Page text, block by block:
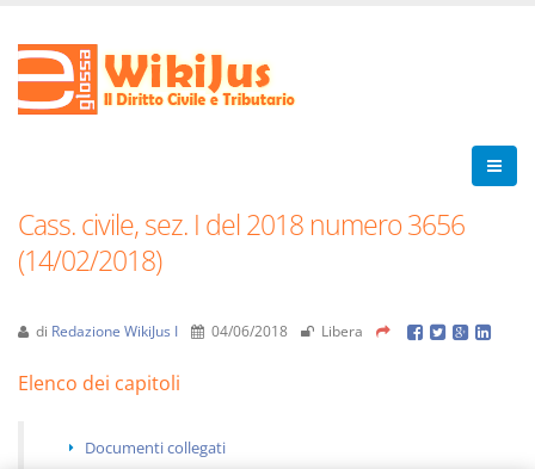
Cass. civile, sez. I del 2018 numero 3656
(14/02/2018)
di Redazione WikiJus I 04/06/2018 Libera
Elenco dei capitoli
Documenti collegati